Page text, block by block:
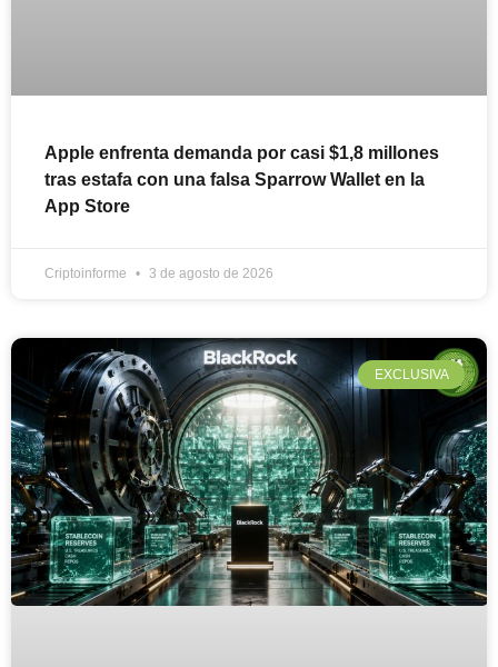
Apple enfrenta demanda por casi $1,8 millones
tras estafa con una falsa Sparrow Wallet en la
App Store
Criptoinforme 3 de agosto de 2026
EXCLUSIVA